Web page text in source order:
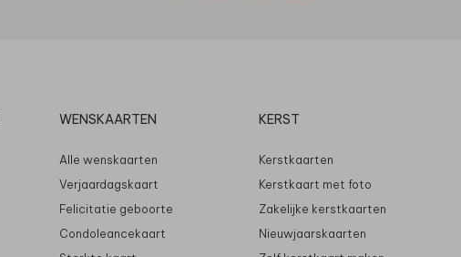
WENSKAARTEN
Alle wenskaarten
Verjaardagskaart
Felicitatie geboorte
Condoleancekaart
KERST
Kerstkaarten
Kerstkaart met foto
Zakelijke kerstkaarten
Nieuwjaarskaarten